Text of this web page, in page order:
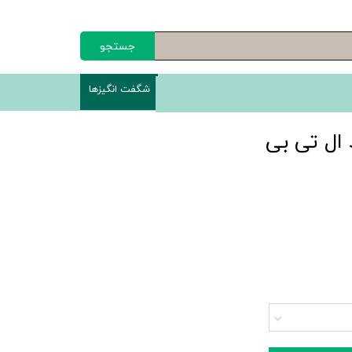
جستجو
شگفت انگیزها
ال تی بی